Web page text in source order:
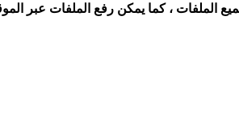
الملفات ، كما يمكن رفع الملفات عبر